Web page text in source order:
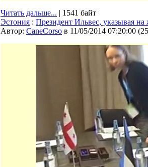
Читать дальше... | 1541 байт
Эстония : Президент Ильвес, указывая
Автор: CaneCorso в 11/05/2014 07:20:00 (